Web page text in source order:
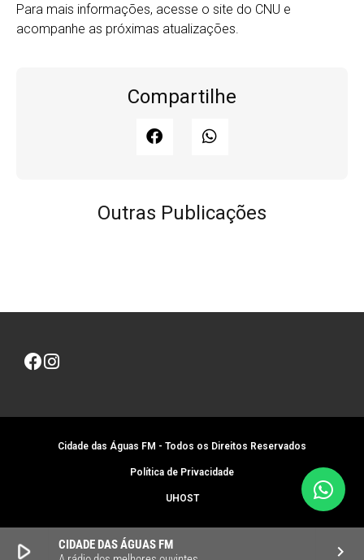
play_arrow
CIDADE DAS ÁGUAS FM
keyboard_arrow_right
Para mais informações, acesse o site do CNU e
acompanhe as próximas atualizações.
Compartilhe
Outras Publicações
Cidade das Águas FM - Todos os Direitos Reservados
Política de Privacidade
UHOST